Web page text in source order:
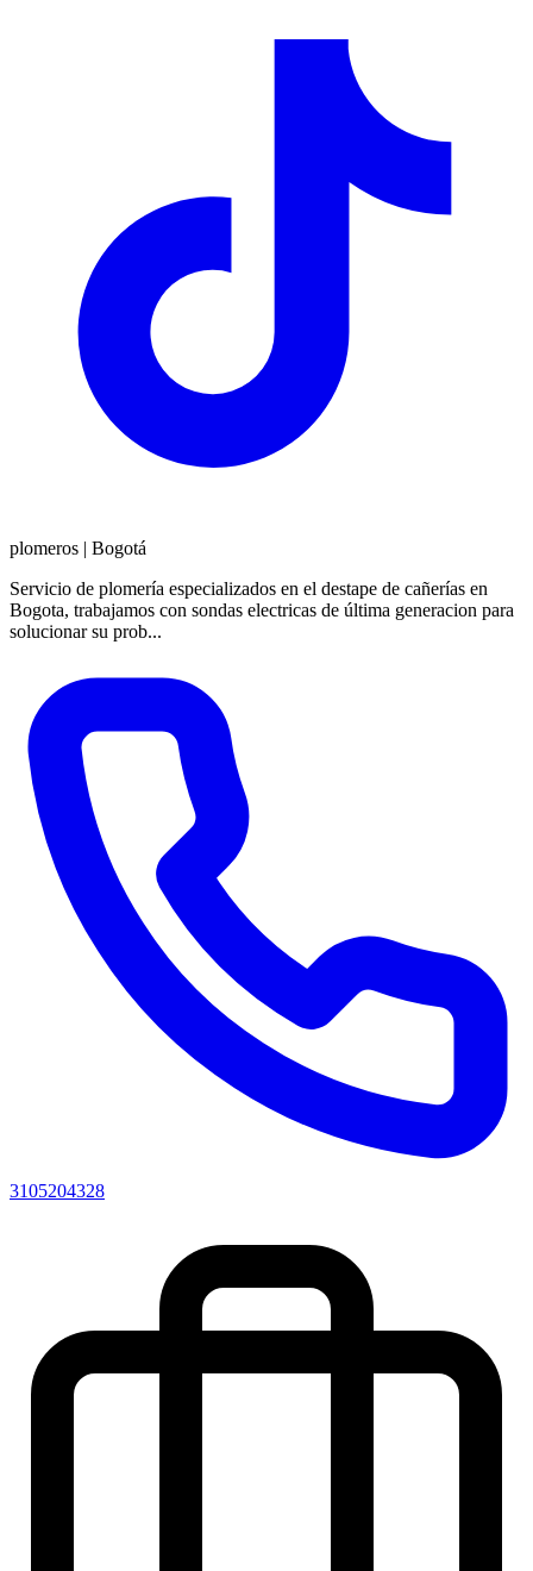
plomeros | Bogotá
Servicio de plomería especializados en el destape de cañerías en
Bogota, trabajamos con sondas electricas de última generacion para
solucionar su prob...
3105204328